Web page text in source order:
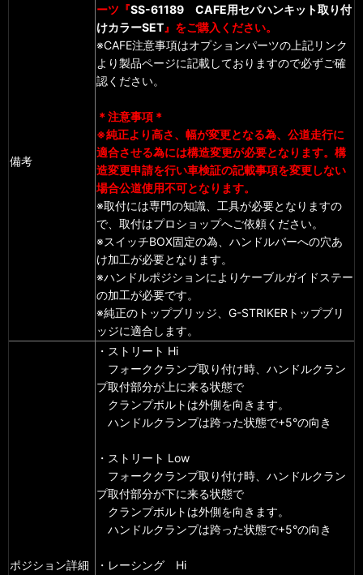
備考
ーツ『SS-61189 CAFE用セパハンキット取り付
けカラーSET』をご購入ください。
※CAFE注意事項はオプションパーツの上記リンク
より製品ページに記載しておりますので必ずご確
認ください。
＊注意事項＊
※純正より高さ、幅が変更となる為、公道走行に
適合させる為には構造変更が必要となります。構
造変更申請を行い車検証の記載事項を変更しない
場合公道使用不可となります。
※取付には専門の知識、工具が必要となりますの
で、取付はプロショップへご依頼ください。
※スイッチBOX固定の為、ハンドルバーへの穴あ
け加工が必要となります。
※ハンドルポジションによりケーブルガイドステー
の加工が必要です。
※純正のトップブリッジ、G-STRIKERトップブリ
ッジに適合します。
ポジション詳細
・ストリート Hi
フォーククランプ取り付け時、ハンドルクラン
プ取付部分が上に来る状態で
クランプボルトは外側を向きます。
ハンドルクランプは跨った状態で+5°の向き
・ストリート Low
フォーククランプ取り付け時、ハンドルクラン
プ取付部分が下に来る状態で
クランプボルトは外側を向きます。
ハンドルクランプは跨った状態で+5°の向き
・レーシング Hi